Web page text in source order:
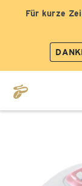
Für kurze